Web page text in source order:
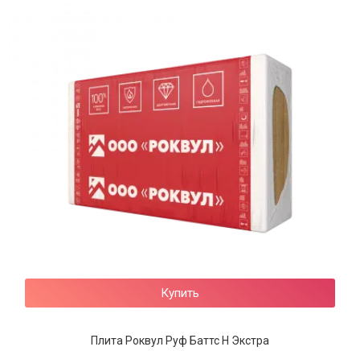
Купить
Плита Роквул Руф Баттс Н Экстра